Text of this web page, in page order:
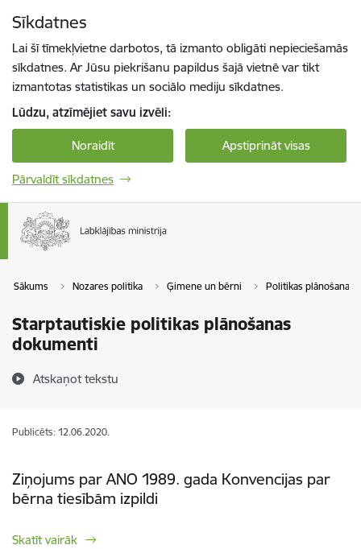
Sīkdatnes
Lai šī tīmekļvietne darbotos, tā izmanto obligāti nepieciešamās
sīkdatnes. Ar Jūsu piekrišanu papildus šajā vietnē var tikt
izmantotas statistikas un sociālo mediju sīkdatnes.
Lūdzu, atzīmējiet savu izvēli:
Noraidīt Apstiprināt visas
Pārvaldīt sīkdatnes
Sākums Nozares politika Ģimene un bērni Politikas plānošanas
Starptautiskie politikas plānošanas
dokumenti
Atskaņot tekstu
Publicēts: 12.06.2020.
Ziņojums par ANO 1989. gada Konvencijas par
bērna tiesībām izpildi
Skatīt vairāk